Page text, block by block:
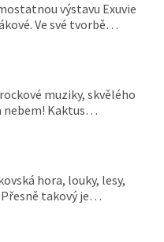
výstavu Exuvie
Ve své tvorbě…
muziky, skvělého
nebem! Kaktus…
hora, louky, lesy,
takový je…